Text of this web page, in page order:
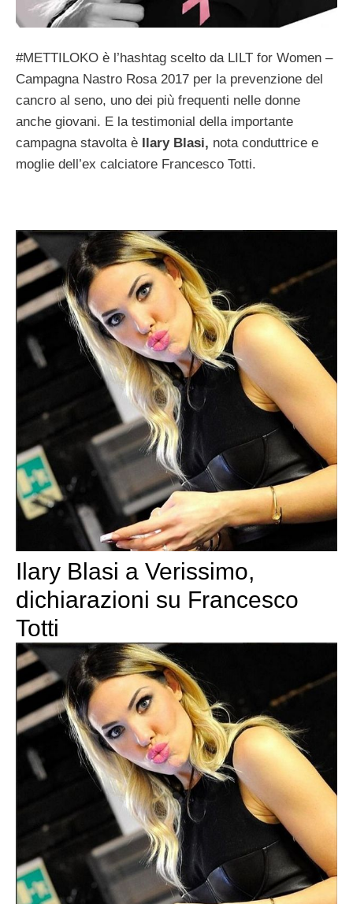
#METTILOKO è l’hashtag scelto da LILT for Women –
Campagna Nastro Rosa 2017 per la prevenzione del
cancro al seno, uno dei più frequenti nelle donne
anche giovani. E la testimonial della importante
campagna stavolta è
Ilary Blasi, nota conduttrice e
moglie dell’ex calciatore Francesco Totti.
Ilary Blasi a Verissimo,
dichiarazioni su Francesco
Totti